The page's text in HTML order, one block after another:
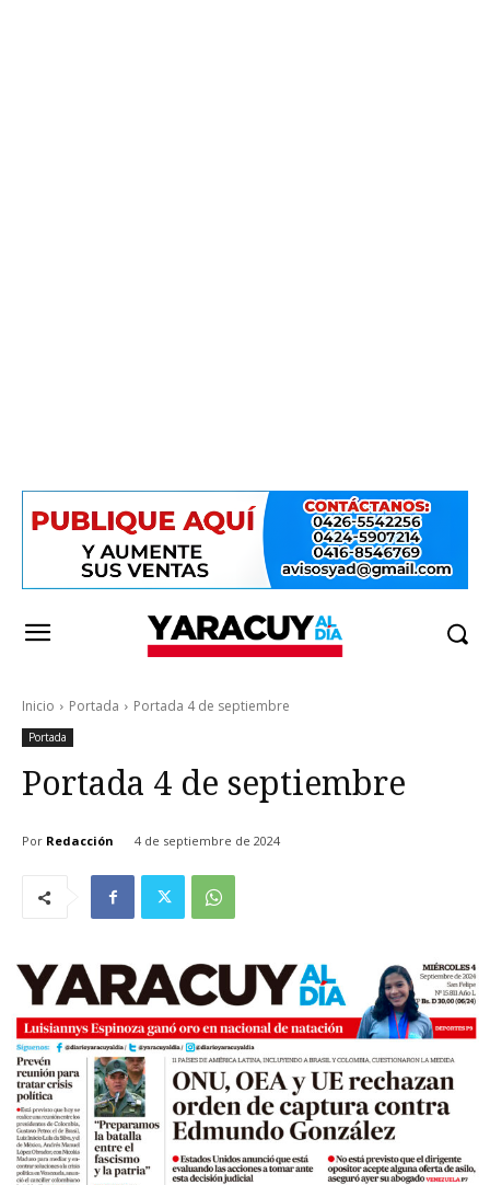
Inicio Portada Portada 4 de septiembre
Portada
Portada 4 de septiembre
Por Redacción 4 de septiembre de 2024